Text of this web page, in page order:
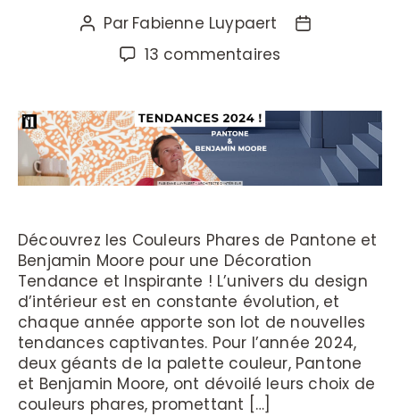
Par Fabienne Luypaert
13 commentaires
Découvrez les Couleurs Phares de Pantone et
Benjamin Moore pour une Décoration
Tendance et Inspirante ! L’univers du design
d’intérieur est en constante évolution, et
chaque année apporte son lot de nouvelles
tendances captivantes. Pour l’année 2024,
deux géants de la palette couleur, Pantone
et Benjamin Moore, ont dévoilé leurs choix de
couleurs phares, promettant […]